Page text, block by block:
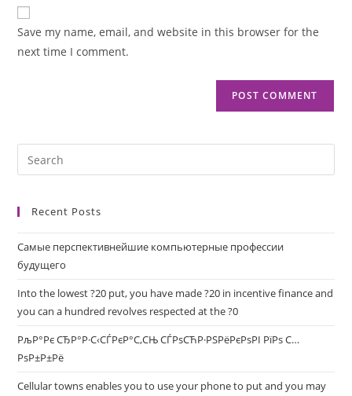
Save my name, email, and website in this browser for the
next time I comment.
Recent Posts
Самые перспективнейшие компьютерные профессии
будущего
Into the lowest ?20 put, you have made ?20 in incentive finance and
you can a hundred revolves respected at the ?0
РљР°Рє СЂР°Р·С‹СЃРєР°С‚СЊ СЃРѕСЋР·РЅРёРєРѕРІ РїРѕ С…
РѕР±Р±Рё
Cellular towns enables you to use your phone to put and you may